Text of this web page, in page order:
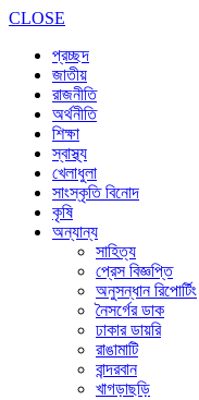
CLOSE
প্রচ্ছদ
জাতীয়
রাজনীতি
অর্থনীতি
শিক্ষা
স্বাস্থ্য
খেলাধুলা
সাংস্কৃতি বিনোদ
কৃষি
অন্যান্য
সাহিত্য
প্রেস বিজ্ঞপ্তি
অনুসন্ধান রিপোর্টিং
নৈসর্গের ডাক
ঢাকার ডায়রি
রাঙামাটি
বান্দরবান
খাগড়াছড়ি